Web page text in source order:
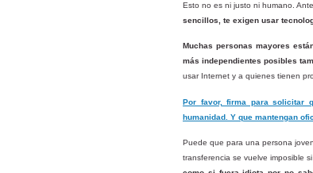
Esto no es ni justo ni humano.
sencillos, te exigen usar
Muchas personas mayores
más independientes posibles
usar Internet y a quienes tienen
Por favor, firma para solicitar
humanidad. Y que mantengan
Puede que para una persona
transferencia se vuelve imposible